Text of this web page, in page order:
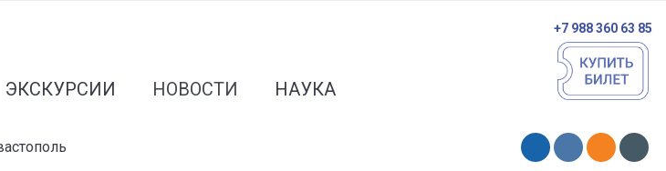
ЭКСКУРСИИ НОВОСТИ НАУКА
+7 988 360 63 85